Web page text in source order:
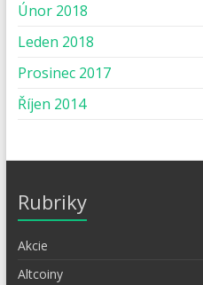
Únor 2018
Leden 2018
Prosinec 2017
Říjen 2014
Rubriky
Akcie
Altcoiny